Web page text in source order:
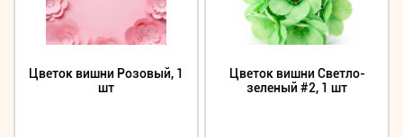
Цветок вишни Розовый, 1
шт
Цветок вишни Светло-
зеленый #2, 1 шт